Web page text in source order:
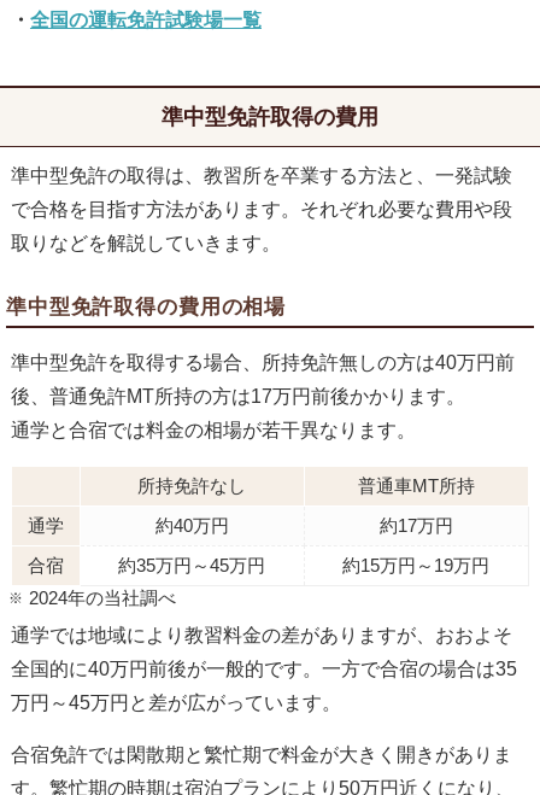
全国の運転免許試験場一覧
準中型免許取得の費用
準中型免許の取得は、教習所を卒業する方法と、一発試験
で合格を目指す方法があります。それぞれ必要な費用や段
取りなどを解説していきます。
準中型免許取得の費用の相場
準中型免許を取得する場合、所持免許無しの方は40万円前
後、普通免許MT所持の方は17万円前後かかります。
通学と合宿では料金の相場が若干異なります。
所持免許なし
普通車MT所持
通学
約40万円
約17万円
合宿
約35万円～45万円
約15万円～19万円
2024年の当社調べ
通学では地域により教習料金の差がありますが、おおよそ
全国的に40万円前後が一般的です。一方で合宿の場合は35
万円～45万円と差が広がっています。
合宿免許では閑散期と繁忙期で料金が大きく開きがありま
す。繁忙期の時期は宿泊プランにより50万円近くになり、